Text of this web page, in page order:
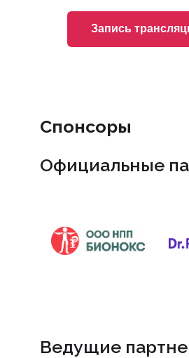
Запись
Спонсоры
Официальные
Ведущие